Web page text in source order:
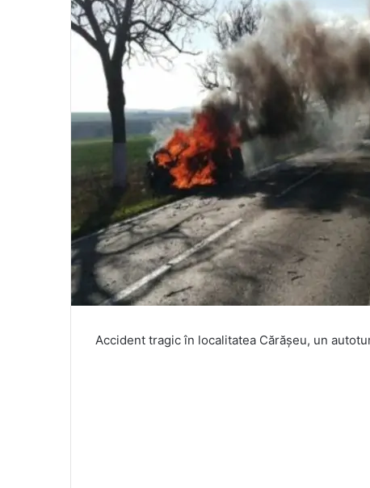
Accident tragic în localitatea Cărășeu, un